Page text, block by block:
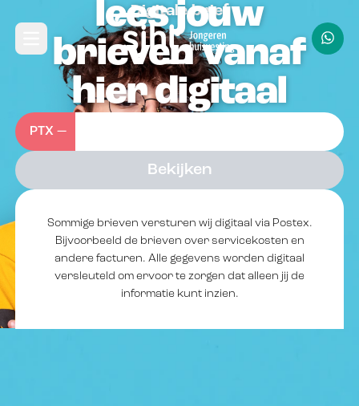
Direct naar hoofdinhoud Navbar
Open hoofdmenu
Digitale brief
lees jouw
brieven vanaf
hier digitaal
PTX —
Bekijken
Sommige brieven versturen wij digitaal via Postex.
Bijvoorbeeld de brieven over servicekosten en
andere facturen. Alle gegevens worden digitaal
versleuteld om ervoor te zorgen dat alleen jij de
informatie kunt inzien.